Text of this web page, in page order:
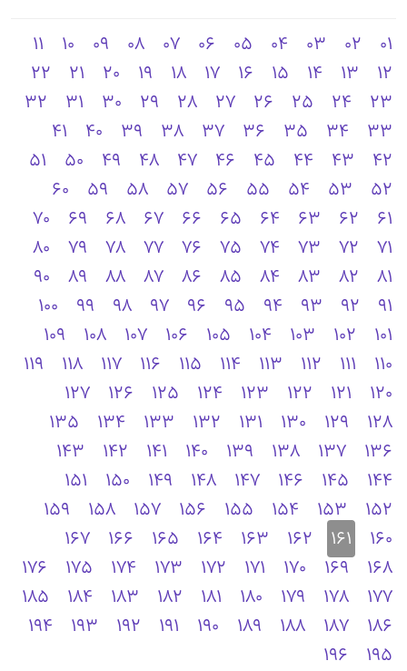
01
02
03
04
05
06
07
08
09
10
11
12
13
14
15
16
17
18
19
20
21
22
23
24
25
26
27
28
29
30
31
32
33
34
35
36
37
38
39
40
41
42
43
44
45
46
47
48
49
50
51
52
53
54
55
56
57
58
59
60
61
62
63
64
65
66
67
68
69
70
71
72
73
74
75
76
77
78
79
80
81
82
83
84
85
86
87
88
89
90
91
92
93
94
95
96
97
98
99
100
101
102
103
104
105
106
107
108
109
110
111
112
113
114
115
116
117
118
119
120
121
122
123
124
125
126
127
128
129
130
131
132
133
134
135
136
137
138
139
140
141
142
143
144
145
146
147
148
149
150
151
152
153
154
155
156
157
158
159
160
161
162
163
164
165
166
167
168
169
170
171
172
173
174
175
176
177
178
179
180
181
182
183
184
185
186
187
188
189
190
191
192
193
194
195
196